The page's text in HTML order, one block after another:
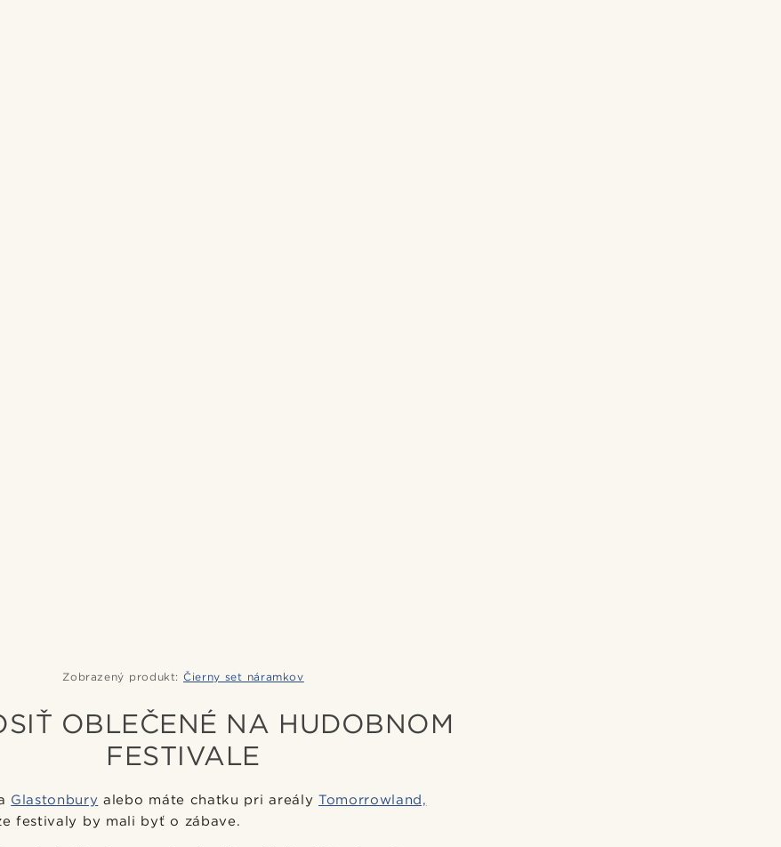
Zobrazený produkt: Čierny set náramkov
OBLEČENÉ NA HUDOBNOM
FESTIVALE
Glastonbury alebo máte chatku pri areályTomorrowland,
festivaly by mali byť o zábave.